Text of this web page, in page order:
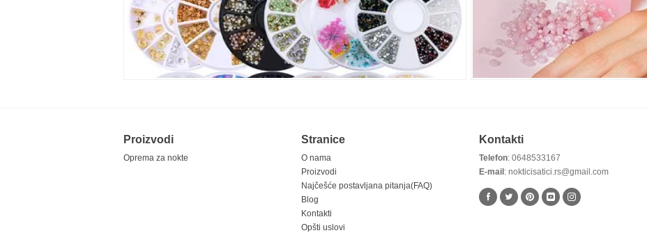
Proizvodi
Oprema za nokte
Stranice
O nama
Proizvodi
Najčešće postavljana pitanja(FAQ)
Blog
Kontakti
Opšti uslovi
Kontakti
Telefon: 0648533167
E-mail: nokticisatici.rs@gmail.com